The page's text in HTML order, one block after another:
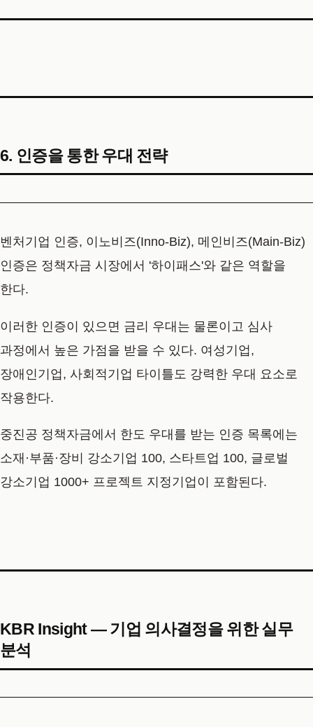
6. 인증을 통한 우대 전략
벤처기업 인증, 이노비즈(Inno-Biz), 메인비즈(Main-Biz)
인증은 정책자금 시장에서 '하이패스'와 같은 역할을
한다.
이러한 인증이 있으면 금리 우대는 물론이고 심사
과정에서 높은 가점을 받을 수 있다. 여성기업,
장애인기업, 사회적기업 타이틀도 강력한 우대 요소로
작용한다.
중진공 정책자금에서 한도 우대를 받는 인증 목록에는
소재·부품·장비 강소기업 100, 스타트업 100, 글로벌
강소기업 1000+ 프로젝트 지정기업이 포함된다.
KBR Insight — 기업 의사결정을 위한 실무
분석